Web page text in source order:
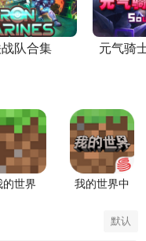
队合集 元气骑
的世界
我的世界中
默认